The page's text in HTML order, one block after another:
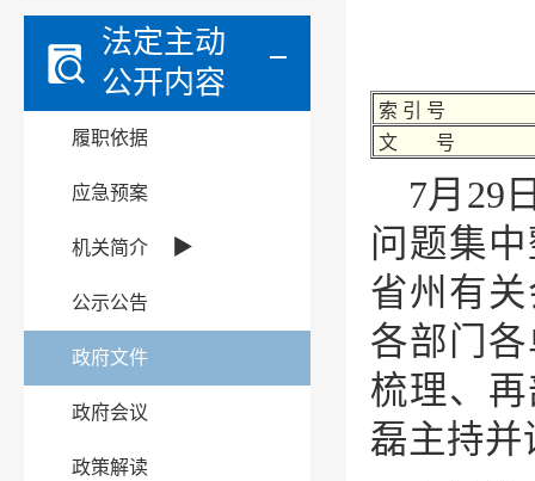
法定主动
公开内容
履职依据
应急预案
机关简介 ▶
公示公告
政府文件
政府会议
政策解读
索 引 号
文 号
7月29
问题集
省州有
各部门
梳理、
磊主持并